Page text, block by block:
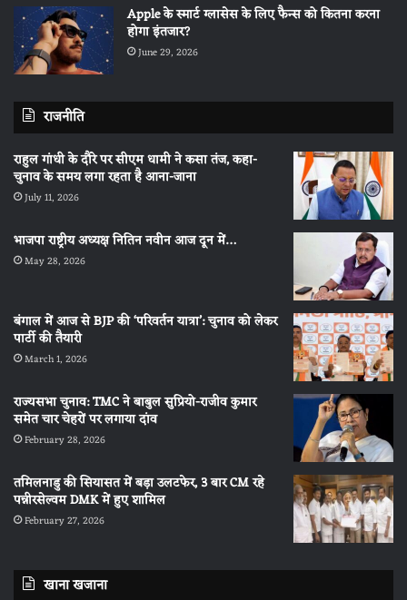
Apple के स्मार्ट ग्लासेस के लिए फैन्स को कितना करना
होगा इंतजार?
June 29, 2026
राजनीति
राहुल गांधी के दौरे पर सीएम धामी ने कसा तंज, कहा-
चुनाव के समय लगा रहता है आना-जाना
July 11, 2026
भाजपा राष्ट्रीय अध्यक्ष नितिन नवीन आज दून में…
May 28, 2026
बंगाल में आज से BJP की ‘परिवर्तन यात्रा’: चुनाव को लेकर
पार्टी की तैयारी
March 1, 2026
राज्यसभा चुनाव: TMC ने बाबुल सुप्रियो-राजीव कुमार
समेत चार चेहरों पर लगाया दांव
February 28, 2026
तमिलनाडु की सियासत में बड़ा उलटफेर, 3 बार CM रहे
पन्नीरसेल्वम DMK में हुए शामिल
February 27, 2026
खाना खजाना